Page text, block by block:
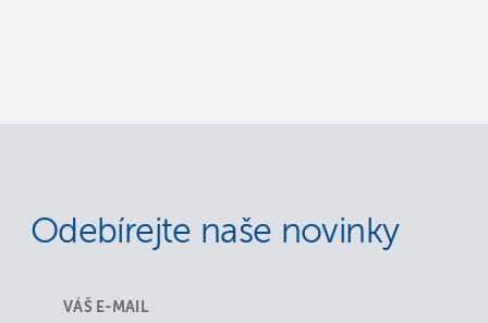
Odebírejte naše novinky
VÁŠ E-MAIL